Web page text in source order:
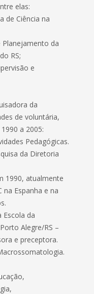
elas:
de Ciência na
da
RS;
e
da
de voluntária,
a 2005:
Pedagógicas.
da Diretoria
1990, atualmente
na Espanha e na
Escola da
Alegre/RS –
e preceptora.